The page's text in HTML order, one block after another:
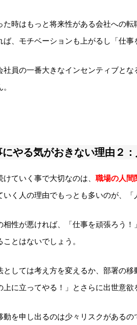
た時はもっと将来性がある会社への
ば、モチベーションも上がるし「仕
社員の一番大きなインセンティブと
にやる気がおきない理由２
けていく事で大切なのは、 職場の人間
いく人の理由でもっとも多いのが、「
相性が悪ければ、「仕事を頑張ろう
ことはないでしょう。
としては考え方を変えるか、部署の
上に立ってやる！」とさらに出世意欲
動を申し出るのは少々リスクがある